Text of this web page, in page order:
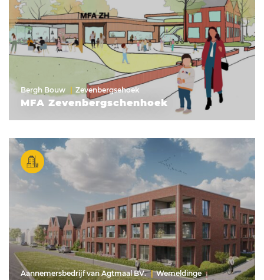
Bergh Bouw Zevenbergsehoek
MFA Zevenbergschenhoek
Aannemersbedrijf van Agtmaal BV. Wemeldinge